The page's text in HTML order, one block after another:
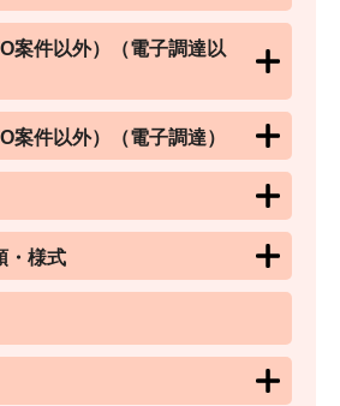
案件以外）（電子調達以
案件以外）（電子調達）
・様式